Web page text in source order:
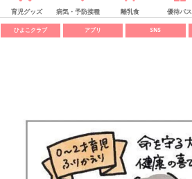
育児グッズ 病気・予防接種 離乳食 優待パス
ひよこクラブ アプリ SNS